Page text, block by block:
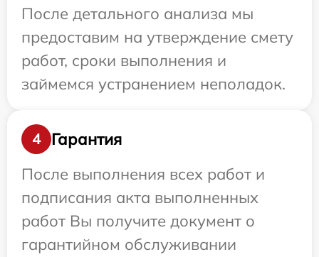
После детального анализа мы
предоставим на утверждение смету
работ, сроки выполнения и
займемся устранением неполадок.
4
Гарантия
После выполнения всех работ и
подписания акта выполненных
работ Вы получите документ о
гарантийном обслуживании